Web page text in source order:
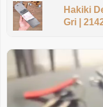
Hakiki
Gri |